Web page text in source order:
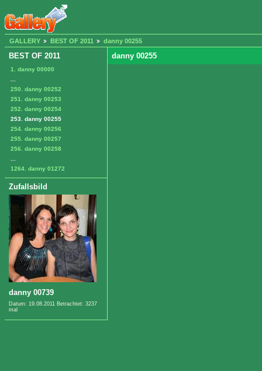
GALLERY BEST OF 2011 danny 00255
BEST OF 2011
1. danny 00000
250. danny 00252
251. danny 00253
252. danny 00254
253. danny 00255
254. danny 00256
255. danny 00257
256. danny 00258
1264. danny 01272
Zufallsbild
danny 00739
Datum: 19.08.2011 Betrachtet: 3237
mal
danny 00255